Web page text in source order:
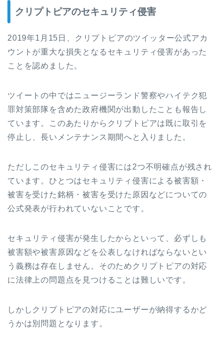
クリプトピアのセキュリティ侵害
2019年1 月 15 日、クリプトピアのツイッター公式アカ
ウントが重大な損失となるセキュリティ侵害があった
ことを認めました。
ツイートの中ではニュージーランド警察やハイテク犯
罪対策部隊を含めた政府機関が出動したことも報告し
ています。このあたりからクリプトピアは既に取引を
停止し、長いメンテナンス期間へと入りました。
ただしこのセキュリティ侵害には2つ不明確点が残され
ています。ひとつはセキュリティ侵害による被害額・
被害を受けた銘柄・被害を受けた原因などについての
公式発表が行われていないことです。
セキュリティ侵害が発生したからといって、必ずしも
被害額や被害原因などを公表しなければならないとい
う義務は存在しません。そのためクリプトピアの対応
に法律上の問題点を見つけることは難しいです。
しかしクリプトピアの対応にユーザーが納得するかど
うかは別問題となります。